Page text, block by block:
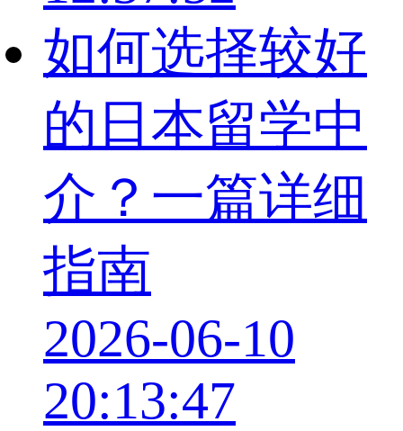
如何选择较好
的日本留学中
介？一篇详细
指南
2026-06-10
20:13:47